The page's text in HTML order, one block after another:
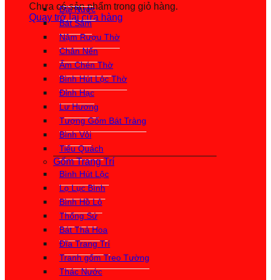
Chưa có sản phẩm trong giỏ hàng.
Quay trở lại cửa hàng
Đài Nước
Bát Sâm
Nậm Rượu Thờ
Chân Nến
Ấm Chén Thờ
Bình Hút Lộc Thờ
Đỉnh Hạc
Lư Hương
Tượng Gốm Bát Tràng
Bình Vôi
Tiểu Quách
Gốm Trang Trí
Bình Hút Lộc
Lọ Lục Bình
Bình Hồ Lô
Thống Sứ
Bát Thả Hoa
Đĩa Trang Trí
Tranh gốm Treo Tường
Thác Nước